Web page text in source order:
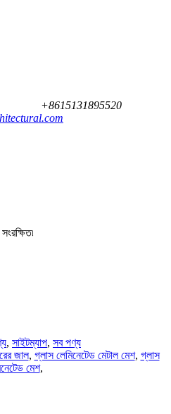
+8615131895520
, সাইটম্যাপ, সব পণ্য
জাল, গ্লাস লেমিনেটেড মেটাল মেশ, গ্লাস
মেশ,